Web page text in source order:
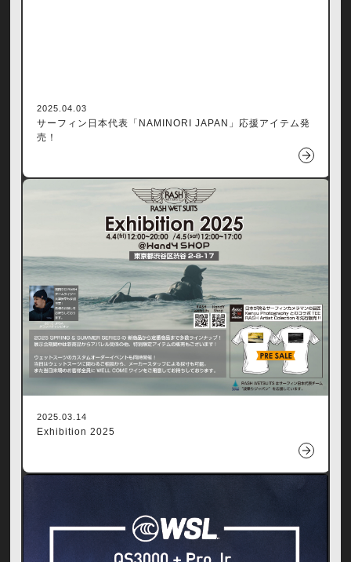
2025.04.03
サーフィン日本代表「NAMINORI JAPAN」応援アイテム発
売！
2025.03.14
Exhibition 2025